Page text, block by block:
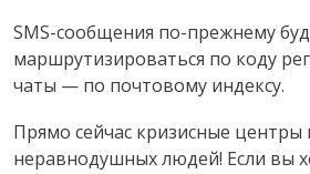
SMS-сообщения по-прежнему
маршрутизироваться по коду
чаты — по почтовому индексу.
Прямо сейчас кризисные
неравнодушных людей! Если вы